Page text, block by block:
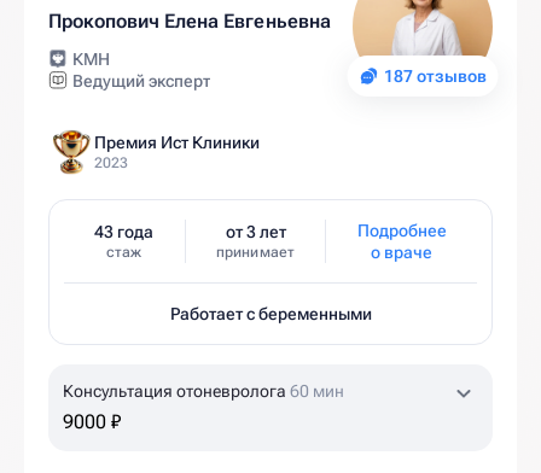
187 отзывов
Прокопович Елена Евгеньевна
КМН
Ведущий эксперт
Премия Ист Клиники
2023
43 года
стаж
от 3 лет
принимает
Подробнее
о враче
Работает с беременными
Консультация отоневролога 60 мин
9000 ₽